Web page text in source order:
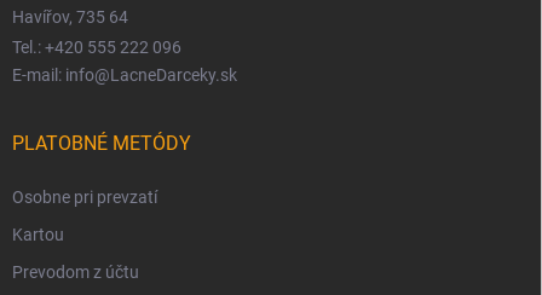
Havířov, 735 64
Tel.: +420 555 222 096
E-mail: info@LacneDarceky.sk
PLATOBNÉ METÓDY
Osobne pri prevzatí
Kartou
Prevodom z účtu